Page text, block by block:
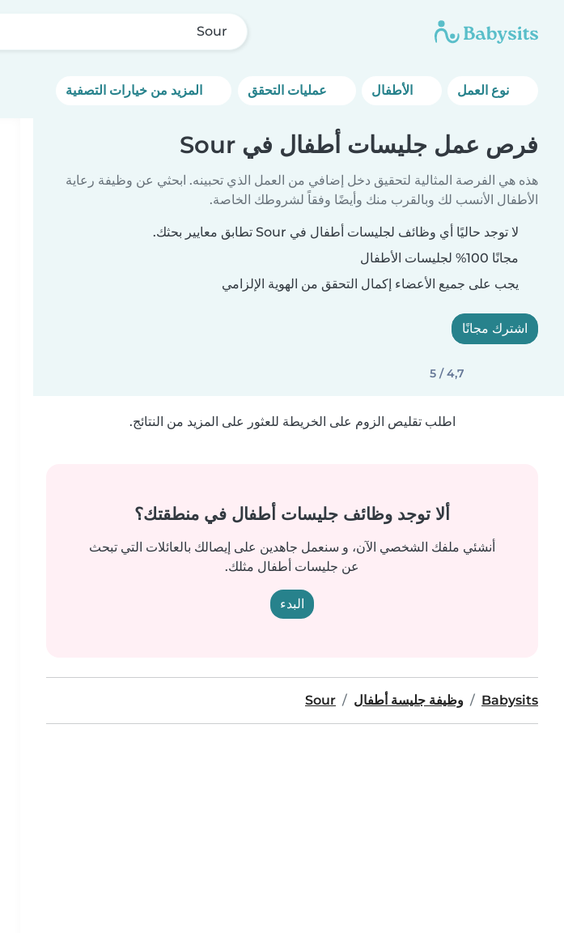
Sour
الأطفال
فرص عمل جليسات أطفال في Sour
هذه هي الفرصة المثالية لتحقيق دخل إضافي من العمل الذي تحبينه. ابحثي عن وظيفة رعاية
الأطفال الأنسب لك وبالقرب منك وأيضًا وفقاً لشروطك الخاصة.
لا توجد حاليًا أي وظائف لجليسات أطفال في Sour تطابق معايير بحثك.
مجانًا 100% لجليسات الأطفال
يجب على جميع الأعضاء إكمال التحقق من الهوية الإلزامي
اشترك مجانًا
4,7 / 5
اطلب تقليص الزوم على الخريطة للعثور على المزيد من النتائج.
ألا توجد وظائف جليسات أطفال في منطقتك؟
أنشئي ملفك الشخصي الآن، و سنعمل جاهدين على إيصالك بالعائلات التي تبحث
عن جليسات أطفال مثلك.
البدء
Babysits وظيفة جليسة أطفال Sour